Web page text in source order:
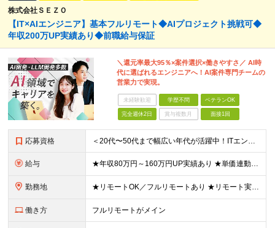
株式会社ＳＥＺＯ
【IT×AIエンジニア】基本フルリモート◆AIプロジェクト挑戦可◆
年収200万UP実績あり◆前職給与保証
＼還元率最大95％×案件選択×働きやすさ／ AI時
代に選ばれるエンジニアへ！AI案件専門チームの
営業力で実現。
未経験歓迎 学歴不問 ベテランOK
完全週休2日 賞与複数月 面接1回
応募資格 ＜20代〜50代まで幅広い年代が活躍中！ITエンジニアとしての実務経験が1年以上ある方を募集！＞ ◆何らかの開発経験1年以上をお持ちの方（言語不問） ◆既卒・ブランクもOK ◆学歴不問 ◆転職回数は一
給与 ★年収80万円～160万円UP実績あり ★単価連動型×高還元率で年収UP ▼月給40万円～125万円＋各種手当 ┗想定年収：400万円～1500万円 ※固定残業代（30時間分／7万6000円～）を含
勤務地 ★リモートOK／フルリモートあり ★リモート実施率90%以上 ★一都三県のプロジェクト先 ★転居を伴う転勤なし ＜理想の働き方を実現できます！＞ ・フルリモート ・リモートと出社のハイブリッド ・フ
働き方 フルリモートがメイン